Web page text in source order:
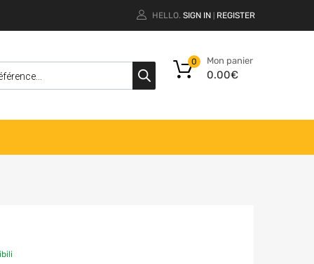
HELLO. SIGN IN REGISTER
Mon panier
0.00€
0